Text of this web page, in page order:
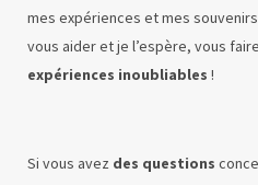
mes expériences et mes
vous aider et je l’espère, vous
expériences inoubliables !
Si vous avez des questions